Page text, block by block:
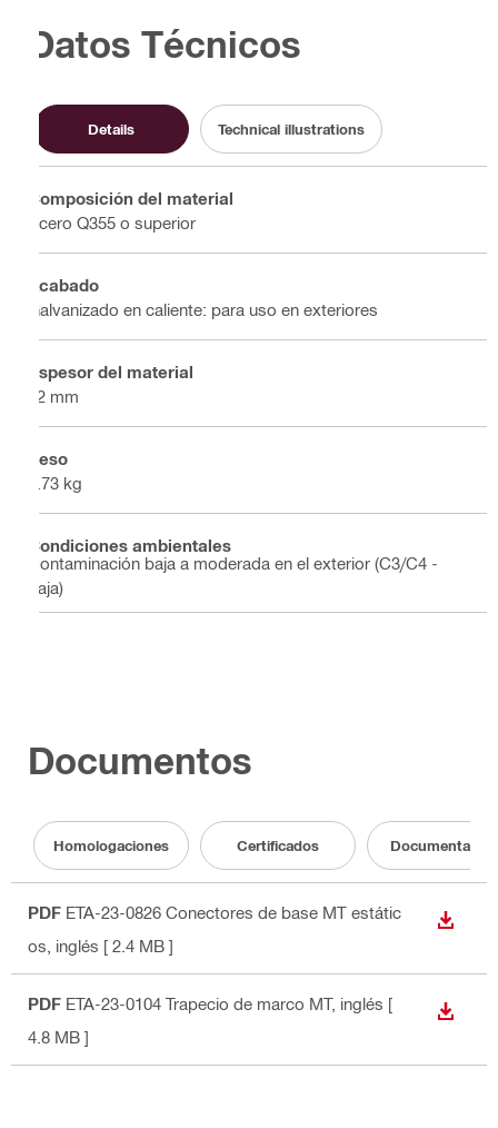
Datos Técnicos
Details Technical illustrations
Composición del material
Acero Q355 o superior
Acabado
Galvanizado en caliente: para uso en exteriores
Espesor del material
12 mm
Peso
4.73 kg
Condiciones ambientales
Contaminación baja a moderada en el exterior (C3/C4 -
baja)
Documentos
Homologaciones Certificados Documentación
PDF ETA-23-0826 Conectores de base MT estátic
os , inglés [ 2.4 MB ]
PDF ETA-23-0104 Trapecio de marco MT, inglés [
4.8 MB ]